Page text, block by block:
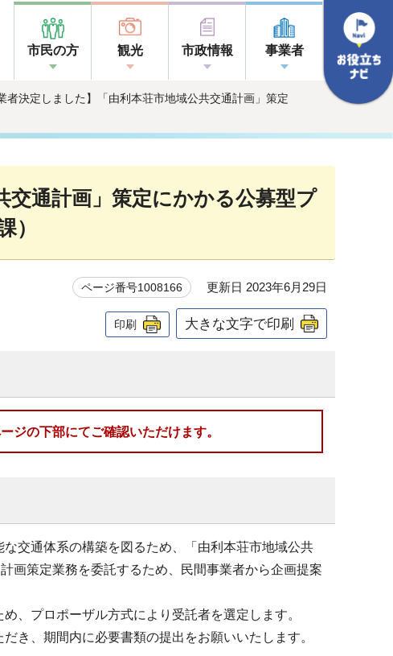
市民の方 観光 市政情報 事業者
者決定しました】「由利本荘市地域公共交通計画」策定
交通計画」策定にかかる公募型プ
）
ページ番号1008166 更新日 2023年6月29日
印刷 大きな文字で印刷
の下部にてご確認いただけます。
交通体系の構築を図るため、「由利本荘市地域公共
画策定業務を委託するため、民間事業者から企画提案
、プロポーザル方式により受託者を選定します。
き、期間内に必要書類の提出をお願いいたします。